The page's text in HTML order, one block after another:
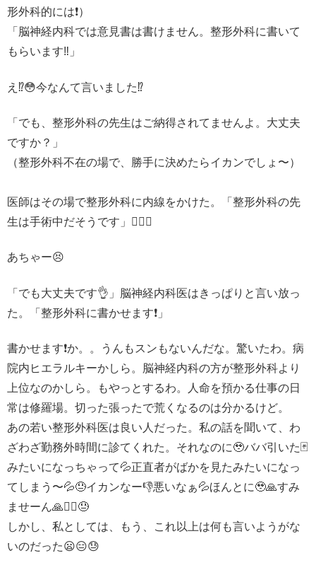
形外科的には❗️）
「脳神経内科では意見書は書けません。整形外科に書いて
もらいます‼️」
え⁉️😳今なんて言いました⁉️
「でも、整形外科の先生はご納得されてませんよ。大丈夫
ですか？」
（整形外科不在の場で、勝手に決めたらイカンでしょ〜）
医師はその場で整形外科に内線をかけた。「整形外科の先
生は手術中だそうです」🧑🏻‍⚕️
あちゃー😣
「でも大丈夫です👌」脳神経内科医はきっぱりと言い放っ
た。「整形外科に書かせます❗️」
書かせます❗️か。。うんもスンもないんだな。驚いたわ。病
院内ヒエラルキーかしら。脳神経内科の方が整形外科より
上位なのかしら。もやっとするわ。人命を預かる仕事の日
常は修羅場。切った張ったで荒くなるのは分かるけど。
あの若い整形外科医は良い人だった。私の話を聞いて、わ
ざわざ勤務外時間に診てくれた。それなのに🥹ババ引いた🃏
みたいになっちゃって💦正直者がばかを見たみたいになっ
てしまう〜💦😓イカンなー👎悪いなぁ💦ほんとに🥹🙏すみ
ませーん🙏🙇‍♀️😓
しかし、私としては、もう、これ以上は何も言いようがな
いのだった😦😑😓